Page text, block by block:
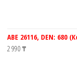
ABE 26116, DEN: 680
2 990 ₸